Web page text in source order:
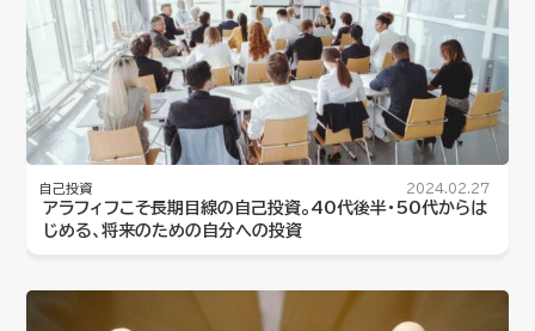
自己投資 2024.02.27
アラフィフこそ長期目線の自己投資。40代後半・50代からは
じめる、将来のための自分への投資